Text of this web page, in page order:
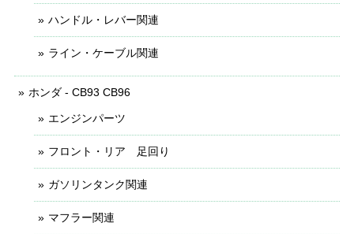
ハンドル・レバー関連
ライン・ケーブル関連
ホンダ - CB93 CB96
エンジンパーツ
フロント・リア 足回り
ガソリンタンク関連
マフラー関連